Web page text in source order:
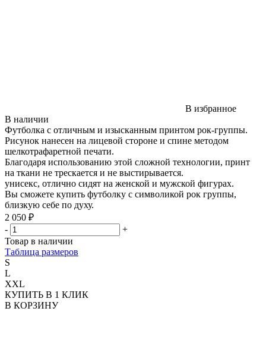
В избранное
В наличии
Футболка с отличным и изысканным принтом рок-группы.
Рисунок нанесен на лицевой стороне и спине методом
шелкотрафаретной печати.
Благодаря использованию этой сложной технологии, принт
на ткани не трескается и не выстирывается.
унисекс, отлично сидят на женской и мужской фигурах.
Вы сможете купить футболку с символикой рок группы,
близкую себе по духу.
2 050 ₽
-
+
Товар в наличии
Таблица размеров
S
L
XXL
КУПИТЬ В 1 КЛИК
В КОРЗИНУ